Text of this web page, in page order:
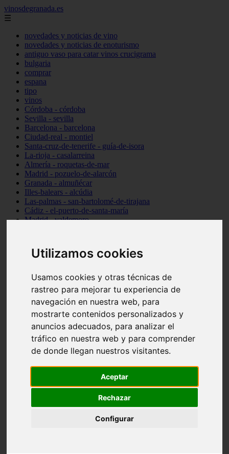
Utilizamos cookies
Usamos cookies y otras técnicas de
rastreo para mejorar tu experiencia de
navegación en nuestra web, para
mostrarte contenidos personalizados y
anuncios adecuados, para analizar el
tráfico en nuestra web y para comprender
de donde llegan nuestros visitantes.
Aceptar
Rechazar
Configurar
vinosdegranada.es
☰
novedades y noticias de vino
novedades y noticias de enoturismo
antiguo vaso para catar vinos crucigrama
bulgaria
comprar
espana
tipo
vinos
Córdoba - córdoba
Sevilla - sevilla
Barcelona - barcelona
Ciudad-real - montiel
Santa-cruz-de-tenerife - guía-de-isora
La-rioja - casalarreina
Almería - roquetas-de-mar
Madrid - pozuelo-de-alarcón
Granada - almuñécar
Illes-balears - alcúdia
Las-palmas - san-bartolomé-de-tirajana
Cádiz - el-puerto-de-santa-maría
Madrid - valdemoro
Cantabria - suances
Sevilla - bormujos
Málaga - júzcar
Huesca - alquézar
Huesca - castejón-de-sos
Lleida - alt-àneu
Córdoba - almedinilla
Navarra - zangoza
Cantabria - arenas-de-iguña
Barcelona - la-pobla-de-lillet
Murcia - cartagena
Madrid - nuevo-baztán